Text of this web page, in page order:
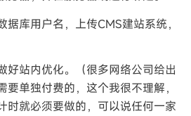
库用户名，上传CMS建站系统，
好站内优化。（很多网络公司给出
单独付费的，这个我很不理解，
时就必须要做的，可以说任何一家